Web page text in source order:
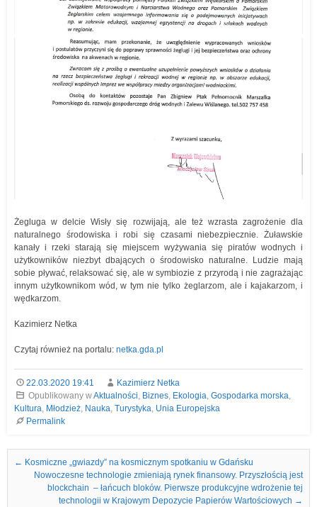
Żegluga w delcie Wisły się rozwijają, ale też wzrasta zagrożenie dla
naturalnego środowiska i robi się czasami niebezpiecznie. Żuławskie
kanały i rzeki starają się miejscem wyżywania się piratów wodnych i
użytkowników niezbyt dbających o środowisko naturalne. Ludzie mają
sobie pływać, relaksować się, ale w symbiozie z przyrodą i nie zagrażając
innym użytkownikom wód, w tym nie tylko żeglarzom, ale i kajakarzom, i
wędkarzom.
Kazimierz Netka
Czytaj również na portalu: netka.gda.pl
22.03.2020 19:41
Kazimierz Netka
Opublikowany wAktualności, Biznes, Ekologia, Gospodarka morska,
Kultura, Młodzież, Nauka, Turystyka, Unia Europejska
Permalink
Nawigacja we wpisach
← Kosmiczne „gwiazdy” na kosmicznym spotkaniu w Gdańsku
Nowoczesne technologie zmieniają rynek finansowy. Przyszłością jest
blockchain – łańcuch bloków. Pierwsze produkcyjne wdrożenie tej
technologii w Krajowym Depozycie Papierów Wartościowych →